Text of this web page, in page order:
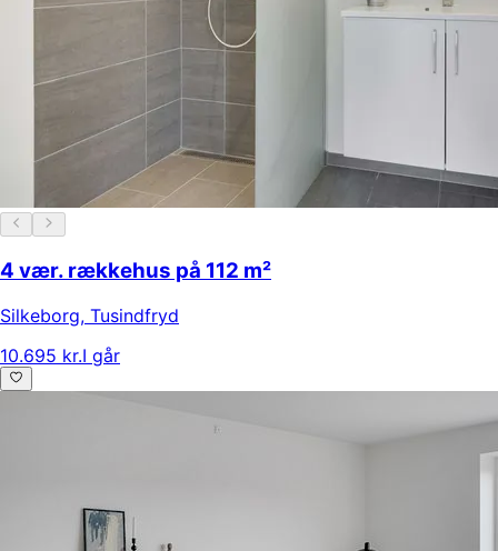
4 vær. rækkehus på 112 m²
Silkeborg, Tusindfryd
10.695 kr.I går